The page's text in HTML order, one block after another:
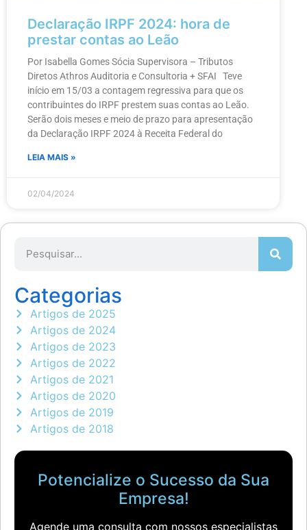
Declaração IRPF 2024: hora de
prestar contas ao Leão
Por Isabella Gomes Sócia Supervisora – Tributos
Diretos Athros Auditoria e Consultoria + SFAI Teve
início em 15/03 a contagem regressiva para que os
contribuintes do IRPF prestem suas contas ao Leão.
Serão dois meses e meio de prazo para apresentação
da Declaração IRPF 2024 à Receita Federal do
LEIA MAIS »
02/04/2024
Categorias
Artigos de 2025
Artigos de 2024
Artigos de 2023
Artigos de 2022
Artigos de 2021
Artigos de 2020
Artigos de 2019
Artigos de 2018
Potencialize o Sucesso da Sua
Empresa!
Agende uma consulta com nossos especialistas